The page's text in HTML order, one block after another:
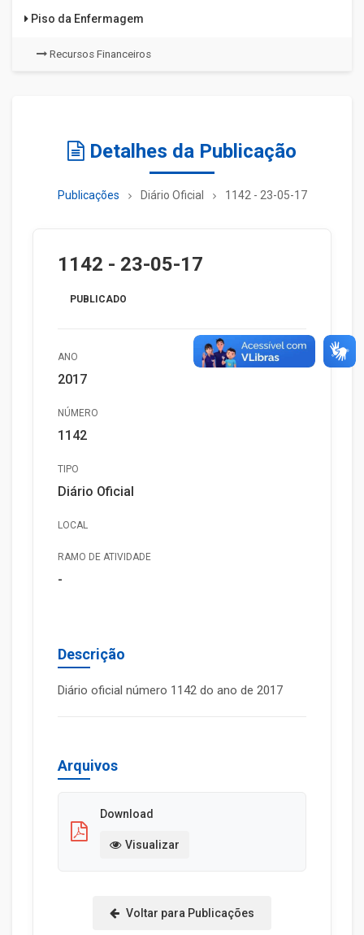
Piso da Enfermagem
Recursos Financeiros
Detalhes da Publicação
Publicações Diário Oficial 1142 - 23-05-17
1142 - 23-05-17
PUBLICADO
ANO
2017
NÚMERO
1142
TIPO
Diário Oficial
LOCAL
RAMO DE ATIVIDADE
-
Descrição
Diário oficial número 1142 do ano de 2017
Arquivos
Download
Visualizar
Voltar para Publicações